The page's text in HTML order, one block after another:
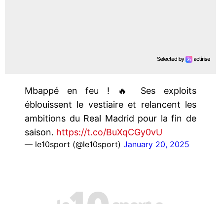
Mbappé en feu ! 🔥 Ses exploits
éblouissent le vestiaire et relancent les
ambitions du Real Madrid pour la fin de
saison. https://t.co/BuXqCGy0vU
— le10sport (@le10sport) January 20, 2025